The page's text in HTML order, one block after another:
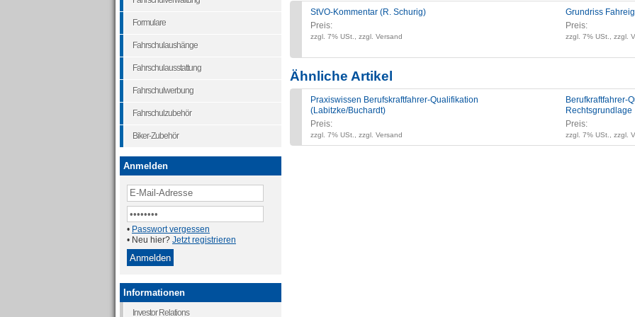
StVO-Kommentar (R. Schurig)
Preis:
zzgl. 7% USt., zzgl. Versand
Grundriss
Preis:
zzgl. 7% USt., zzgl.
Ähnliche Artikel
Praxiswissen Berufskraftfahrer-Qualifikation
(Labitzke/Buchardt)
Preis:
zzgl. 7% USt., zzgl. Versand
Berufkraftfahrer-
Rechtsgrundlage
Preis:
zzgl. 7% USt., zzgl.
Formulare
Fahrschulaushänge
Fahrschulausstattung
Fahrschulwerbung
Fahrschulzubehör
Biker-Zubehör
Anmelden
• Passwort vergessen
• Neu hier? Jetzt registrieren
Informationen
Investor Relations